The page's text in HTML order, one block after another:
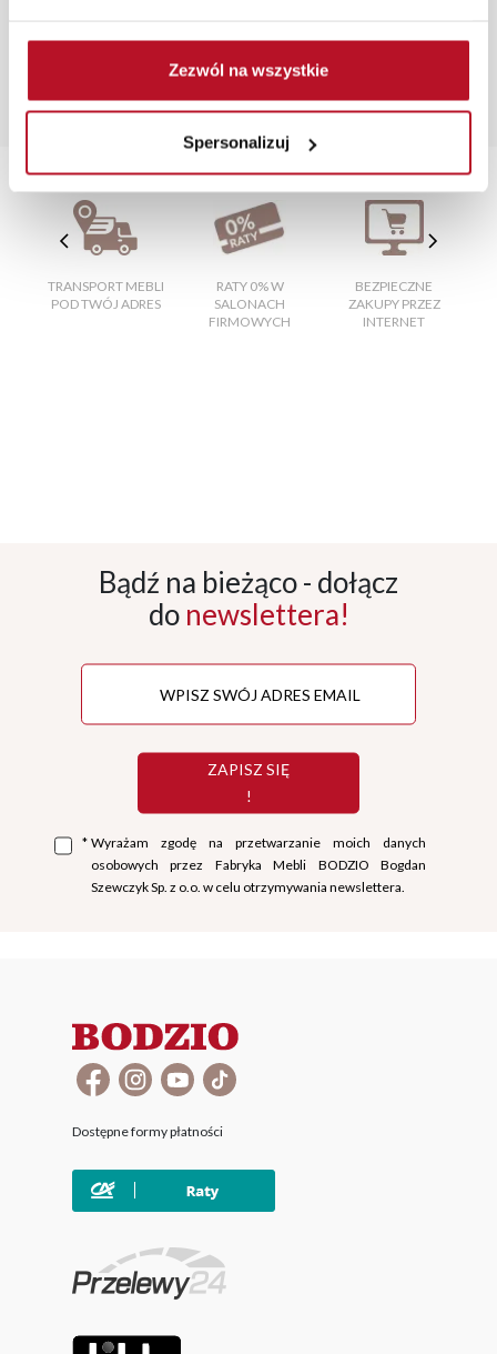
Zezwól na wszystkie
Spersonalizuj
czekoladowa wrocław|szafki nocne białe
stolik|półka|sklepy meblowe suwałki|wyposażenie
fotel do spania fotel z funkcją relax
TRANSPORT MEBLI
POD TWÓJ ADRES
RATY 0% W
SALONACH
FIRMOWYCH
BEZPIECZNE
ZAKUPY PRZEZ
INTERNET
Bądź na bieżąco - dołącz
do newslettera!
ZAPISZ SIĘ
!
* Wyrażam zgodę na przetwarzanie moich danych
osobowych przez Fabryka Mebli BODZIO Bogdan
Szewczyk Sp. z o.o. w celu otrzymywania newslettera.
Dostępne formy płatności